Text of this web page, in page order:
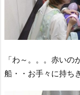
「わ～。。。赤い
船・・お手々に持ち